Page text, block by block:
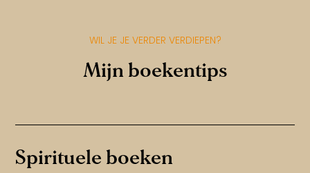
WIL JE JE VERDER VERDIEPEN?
Mijn boekentips
Spirituele boeken